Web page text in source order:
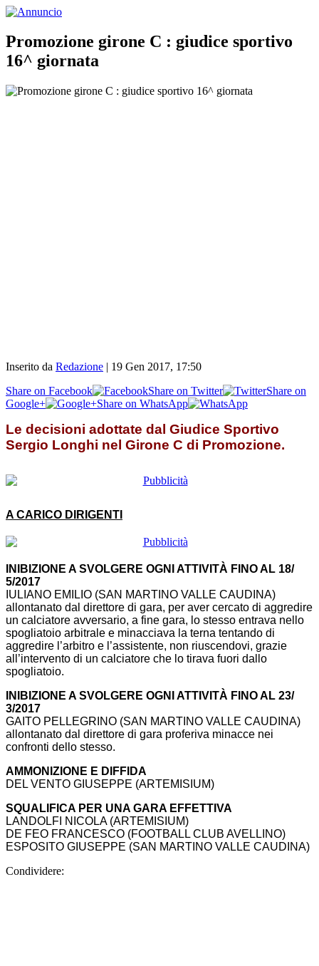
Promozione girone C : giudice sportivo
16^ giornata
Inserito da Redazione | 19 Gen 2017, 17:50
Share on Facebook
Share on Twitter
Share on
Google+
Share on WhatsApp
Le decisioni adottate dal Giudice Sportivo
Sergio Longhi nel Girone C di Promozione.
A CARICO DIRIGENTI
INIBIZIONE A SVOLGERE OGNI ATTIVITÀ FINO AL 18/
5/2017
IULIANO EMILIO (SAN MARTINO VALLE CAUDINA)
allontanato dal direttore di gara, per aver cercato di aggredire
un calciatore avversario, a fine gara, lo stesso entrava nello
spogliatoio arbitrale e minacciava la terna tentando di
aggredire l’arbitro e l’assistente, non riuscendovi, grazie
all’intervento di un calciatore che lo tirava fuori dallo
spogliatoio.
INIBIZIONE A SVOLGERE OGNI ATTIVITÀ FINO AL 23/
3/2017
GAITO PELLEGRINO (SAN MARTINO VALLE CAUDINA)
allontanato dal direttore di gara proferiva minacce nei
confronti dello stesso.
AMMONIZIONE E DIFFIDA
DEL VENTO GIUSEPPE (ARTEMISIUM)
SQUALIFICA PER UNA GARA EFFETTIVA
LANDOLFI NICOLA (ARTEMISIUM)
DE FEO FRANCESCO (FOOTBALL CLUB AVELLINO)
ESPOSITO GIUSEPPE (SAN MARTINO VALLE CAUDINA)
Condividere: